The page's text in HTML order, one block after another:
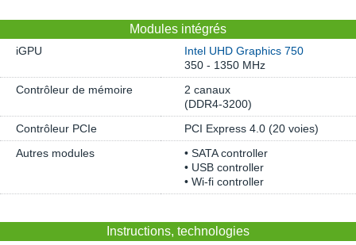
Modules intégrés
iGPU
Intel UHD Graphics 750
350 - 1350 MHz
Contrôleur de mémoire
2 canaux
(DDR4-3200)
Contrôleur PCIe
PCI Express 4.0 (20 voies)
Autres modules
• SATA controller
• USB controller
• Wi-fi controller
Instructions, technologies